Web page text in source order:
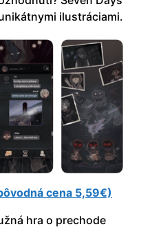
ilustráciami.
cena 5,59€)
hra o prechode